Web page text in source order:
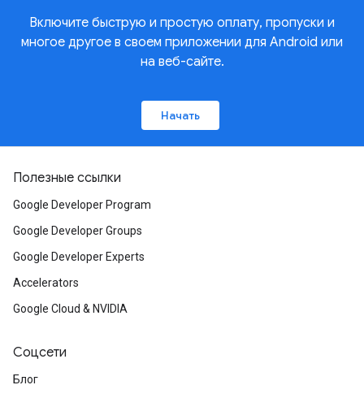
Включите быструю и простую оплату, пропуски и
многое другое в своем приложении для Android или
на веб-сайте.
Начать
Полезные ссылки
Google Developer Program
Google Developer Groups
Google Developer Experts
Accelerators
Google Cloud & NVIDIA
Соцсети
Блог